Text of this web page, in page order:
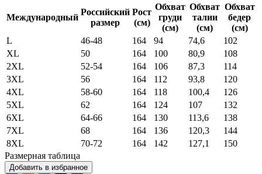
Международный
Российский
размер
Рост
(см)
Обхват
груди
(см)
Обхват
талии
(см)
Обхват
бедер
(см)
L
46-48 164 94 74,6
102
XL
50 164 100 80,9
108
2XL
52-54 164 106 87,3
114
3XL
56 164 112 93,8
120
4XL
58-60 164 118 100,4
126
5XL
62 164 124 107
132
6XL
64-66 164 130 113,6
138
7XL
68 164 136 120,3
144
8XL
70-72 164 142 127,1
150
Размерная таблица
Добавить в избранное